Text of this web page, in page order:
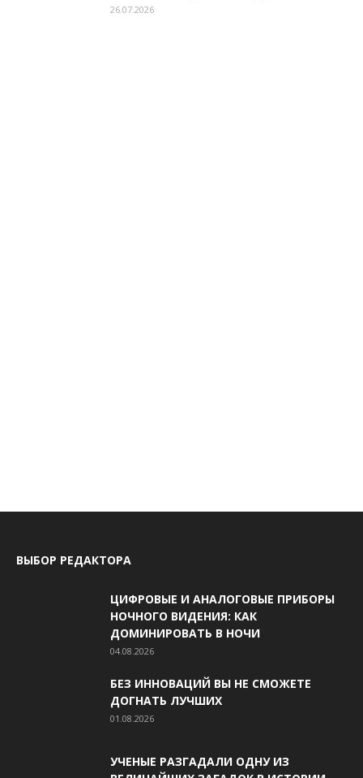
26.07.2026
ВЫБОР РЕДАКТОРА
ЦИФРОВЫЕ И АНАЛОГОВЫЕ ПРИБОРЫ
НОЧНОГО ВИДЕНИЯ: КАК
ДОМИНИРОВАТЬ В НОЧИ
04.08.2026
БЕЗ ИННОВАЦИЙ ВЫ НЕ СМОЖЕТЕ
ДОГНАТЬ ЛУЧШИХ
01.08.2026
УЧЕНЫЕ РАЗГАДАЛИ ОДНУ ИЗ